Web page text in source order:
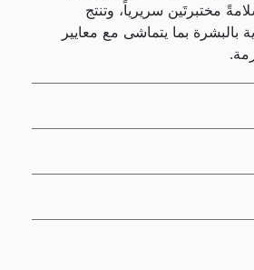
مختبرتَين سريرياً، وتنتج
بالبشرة بما يتماشى مع معايير